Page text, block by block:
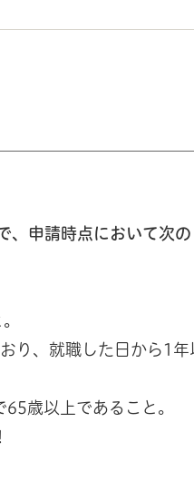
、申請時点において次
、就職した日から1年
歳以上であること。